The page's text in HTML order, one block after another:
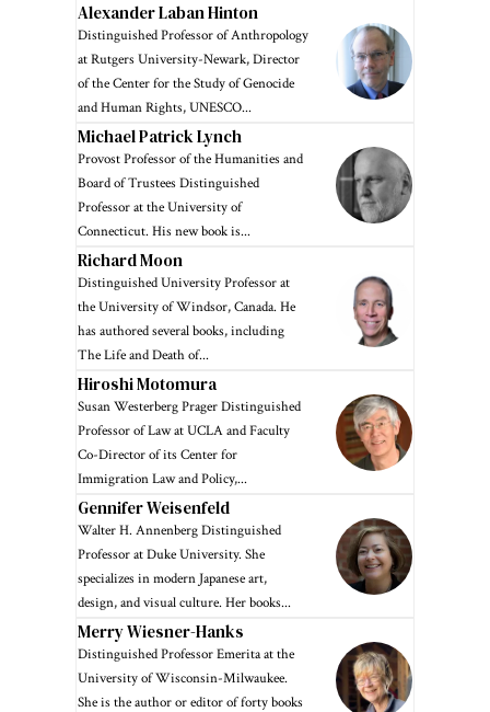
Alexander Laban Hinton
Distinguished Professor of Anthropology
at Rutgers University-Newark, Director
of the Center for the Study of Genocide
and Human Rights, UNESCO...
Michael Patrick Lynch
Provost Professor of the Humanities and
Board of Trustees Distinguished
Professor at the University of
Connecticut. His new book is...
Richard Moon
Distinguished University Professor at
the University of Windsor, Canada. He
has authored several books, including
The Life and Death of...
Hiroshi Motomura
Susan Westerberg Prager Distinguished
Professor of Law at UCLA and Faculty
Co-Director of its Center for
Immigration Law and Policy,...
Gennifer Weisenfeld
Walter H. Annenberg Distinguished
Professor at Duke University. She
specializes in modern Japanese art,
design, and visual culture. Her books...
Merry Wiesner-Hanks
Distinguished Professor Emerita at the
University of Wisconsin-Milwaukee.
She is the author or editor of forty books